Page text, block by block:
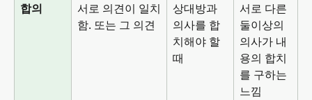
합의
서로 의견이 일치
함. 또는 그 의견
상대방과
의사를 합
치해야 할
때
서로 다른
둘이상의
의사가 내
용의 합치
를 구하는
느낌